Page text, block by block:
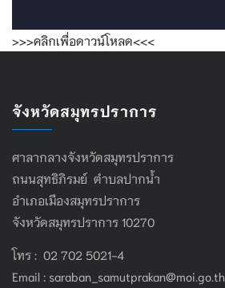
>>>คลิกเพื่อดาวน์โหลด<<<
จังหวัดสมุทรปราการ
ศาลากลางจังหวัดสมุทรปราการ
ถนนสุทธิภิรมย์ ตำบลปากน้ำ
อำเภอเมืองสมุทรปราการ
จังหวัดสมุทรปราการ 10270
โทร : 02 702 5021-4
Email : saraban_samutprakan@moi.go.th